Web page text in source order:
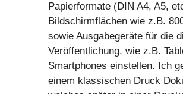
Papierformate (DIN A4, A5,
Bildschirmflächen wie z.B.
sowie Ausgabegeräte für die
Veröffentlichung, wie z.B.
Smartphones einstellen. Ich
einem klassischen Druck